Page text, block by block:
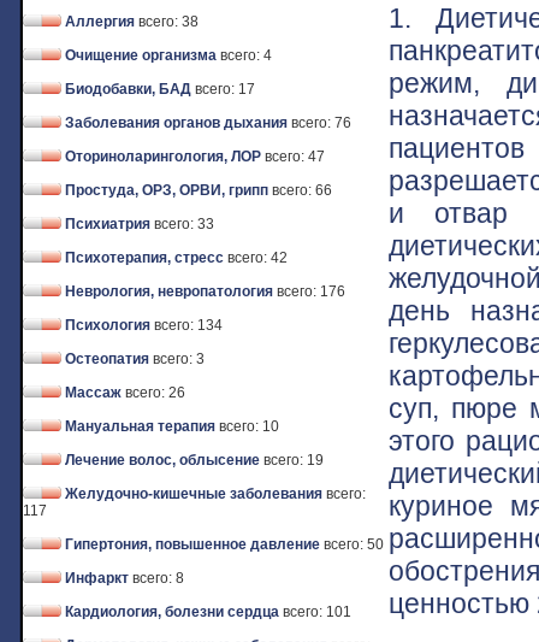
Аллергия всего: 38
Очищение организма всего: 4
Биодобавки, БАД всего: 17
Заболевания органов дыхания всего: 76
Оториноларингология, ЛОР всего: 47
Простуда, ОРЗ, ОРВИ, грипп всего: 66
Психиатрия всего: 33
Психотерапия, стресс всего: 42
Неврология, невропатология всего: 176
Психология всего: 134
Остеопатия всего: 3
Массаж всего: 26
Мануальная терапия всего: 10
Лечение волос, облысение всего: 19
Желудочно-кишечные заболевания всего:
117
Гипертония, повышенное давление всего: 50
Инфаркт всего: 8
Кардиология, болезни сердца всего: 101
1.
режим,
и отвар
день
суп, пюре
этого
куриное
ценностью